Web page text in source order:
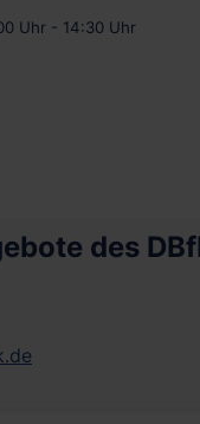
Uhr - 14:30 Uhr
des